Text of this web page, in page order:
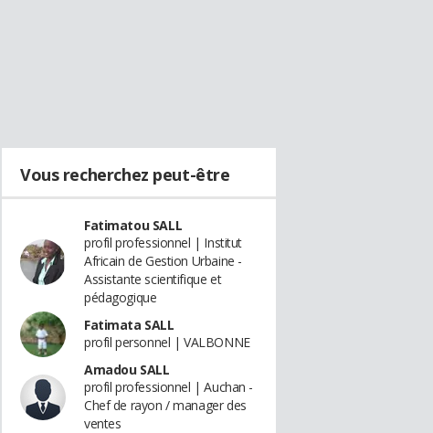
Vous recherchez peut-être
Fatimatou SALL
profil professionnel | Institut
Africain de Gestion Urbaine -
Assistante scientifique et
pédagogique
Fatimata SALL
profil personnel | VALBONNE
Amadou SALL
profil professionnel | Auchan -
Chef de rayon / manager des
ventes